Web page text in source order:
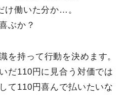
け働いた分か…。
ぶか？
を持って行動を決めます。
だ110円に見合う対価では
て110円喜んで払いたいな